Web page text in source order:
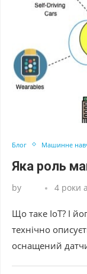
Блог Машинне
Яка роль
by 4 роки
Що таке IoT? І
технічно
оснащений